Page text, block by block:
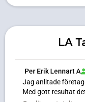
LA